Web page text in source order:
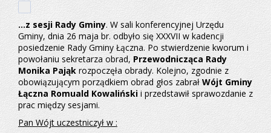
...z sesji Rady Gminy. W sali konferencyjnej Urzędu
Gminy, dnia 26 maja br. odbyło się XXXVII w kadencji
posiedzenie Rady Gminy Łączna. Po stwierdzenie kworum i
powołaniu sekretarza obrad, Przewodnicząca Rady
Monika Pająk rozpoczęła obrady. Kolejno, zgodnie z
obowiązującym porządkiem obrad głos zabrał Wójt Gminy
Łączna Romuald Kowalińskii przedstawił sprawozdanie z
prac między sesjami.
Pan Wójt uczestniczył w :